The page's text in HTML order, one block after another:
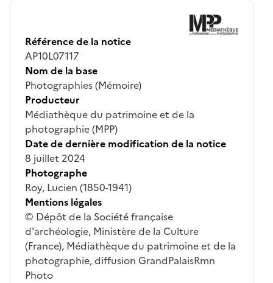
Référence de la notice
AP10L07117
Nom de la base
Photographies (Mémoire)
Producteur
Médiathèque du patrimoine et de la
photographie (MPP)
Date de dernière modification de la notice
8 juillet 2024
Photographe
Roy, Lucien (1850-1941)
Mentions légales
© Dépôt de la Société française
d'archéologie, Ministère de la Culture
(France), Médiathèque du patrimoine et de la
photographie, diffusion GrandPalaisRmn
Photo